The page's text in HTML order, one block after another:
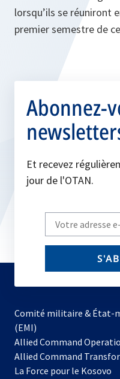
lorsqu’ils se réuniront
premier semestre de
Abonnez-
Et recevez
jour de l'OTAN.
Write
your
email
Comité militaire & État-
(EMI)
Allied Command
Allied Command
La Force pour le Kosovo